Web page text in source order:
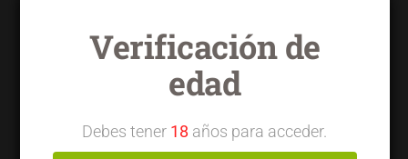
Torrelongares tinto reserva
Verificación de
edad
Debes tener 18 años para acceder.